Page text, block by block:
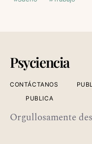
Psyciencia
CONTÁCTANOS
PUBLICA
Orgullosamente